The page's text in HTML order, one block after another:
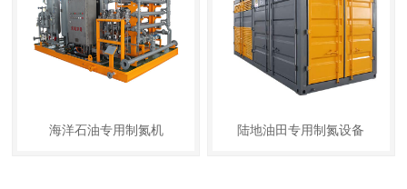
海洋石油专用制氮机 陆地油田专用制氮设备